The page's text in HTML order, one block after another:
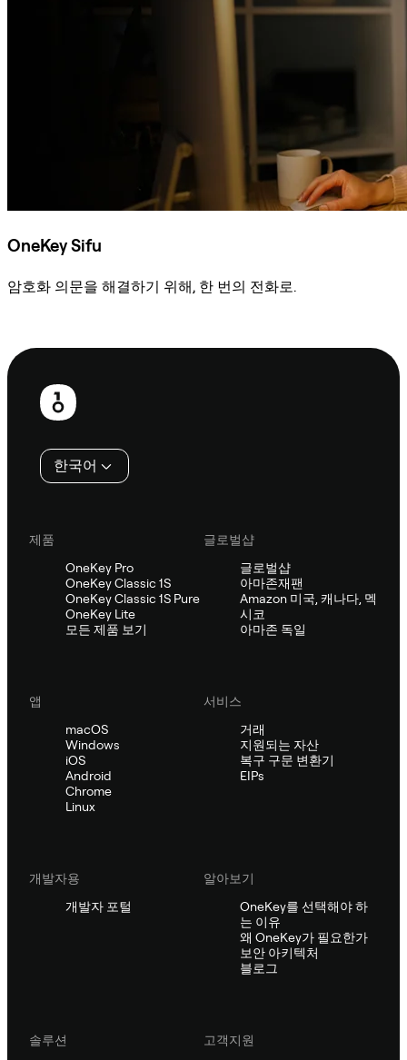
OneKey Sifu
암호화 의문을 해결하기 위해, 한 번의 전화로.
보
한국어
제품
OneKey Pro
OneKey Classic 1S
OneKey Classic 1S Pure
OneKey Lite
모든 제품 보기
글로벌샵
글로벌샵
아마존재팬
Amazon 미국, 캐나다, 멕
시코
아마존 독일
앱
macOS
Windows
iOS
Android
Chrome
Linux
서비스
거래
지원되는 자산
복구 구문 변환기
EIPs
개발자용
개발자 포털
알아보기
OneKey를 선택해야 하
는 이유
왜 OneKey가 필요한가
보안 아키텍처
블로그
솔루션 고객지원